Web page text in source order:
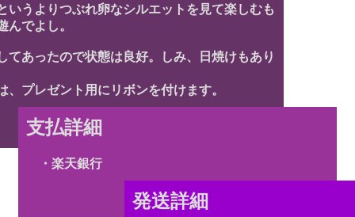
いうよりつぶれ卵なシルエットを見て楽しむも
んでよし。
てあったので状態は良好。しみ、日焼けもあり
、プレゼント用にリボンを付けます。
支払詳細
・楽天銀行
発送詳細